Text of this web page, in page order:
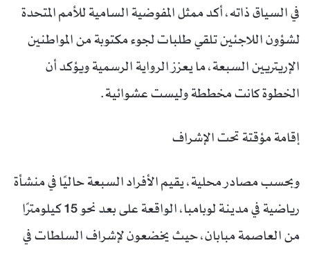
في السياق ذاته، أكد ممثل المفوضية السامية للأمم المتحدة
لشؤون اللاجئين تلقي طلبات لجوء مكتوبة من المواطنين
الإريتريين السبعة، ما يعزز الرواية الرسمية ويؤكد أن
الخطوة كانت مخططة وليست عشوائية.
إقامة مؤقتة تحت الإشراف
وبحسب مصادر محلية، يقيم الأفراد السبعة حاليًا في منشأة
رياضية في مدينة لوبامبا، الواقعة على بعد نحو 15 كيلومترًا
من العاصمة مبابان، حيث يخضعون لإشراف السلطات في